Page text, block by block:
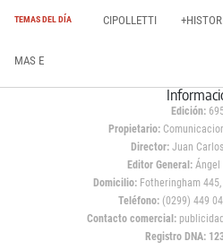
TEMAS DEL DÍA CIPOLLETTI
MAS E
Edición:
Propietario:
Director: Juan
Editor General:Ángel
Domicilio:Fotheringham 445,
Teléfono: (0299) 449
Contacto comercial:
Registro DNA: